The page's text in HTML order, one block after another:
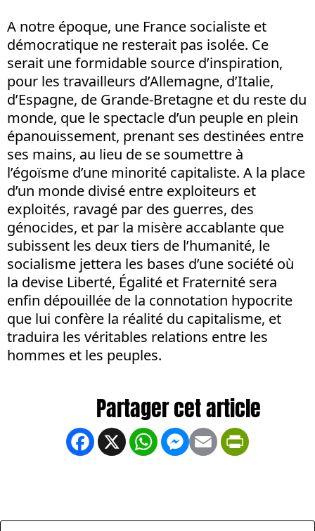
A notre époque, une France socialiste et
démocratique ne resterait pas isolée. Ce
serait une formidable source d’inspiration,
pour les travailleurs d’Allemagne, d’Italie,
d’Espagne, de Grande-Bretagne et du reste du
monde, que le spectacle d’un peuple en plein
épanouissement, prenant ses destinées entre
ses mains, au lieu de se soumettre à
l’égoïsme d’une minorité capitaliste. A la place
d’un monde divisé entre exploiteurs et
exploités, ravagé par des guerres, des
génocides, et par la misère accablante que
subissent les deux tiers de l’humanité, le
socialisme jettera les bases d’une société où
la devise Liberté, Égalité et Fraternité sera
enfin dépouillée de la connotation hypocrite
que lui confère la réalité du capitalisme, et
traduira les véritables relations entre les
hommes et les peuples.
Facebook
X WhatsApp
Messenger
Email